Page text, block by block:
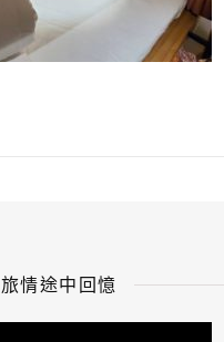
旅情途中回憶